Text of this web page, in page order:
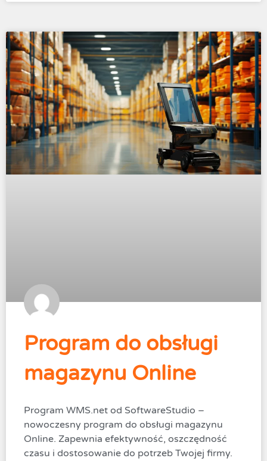
Program do obsługi
magazynu Online
Program WMS.net od SoftwareStudio –
nowoczesny program do obsługi magazynu
Online. Zapewnia efektywność, oszczędność
czasu i dostosowanie do potrzeb Twojej firmy.